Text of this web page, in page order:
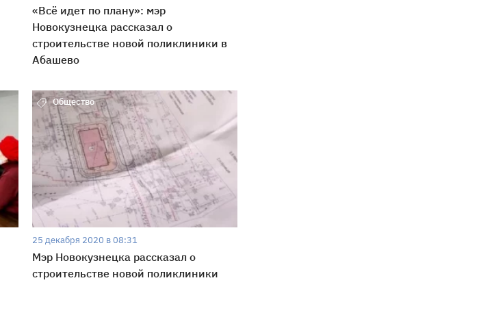
«Всё идет по плану»: мэр
Новокузнецка рассказал о
строительстве новой поликлиники в
Абашево
Общество
25 декабря 2020 в 08:31
Мэр Новокузнецка рассказал о
строительстве новой поликлиники